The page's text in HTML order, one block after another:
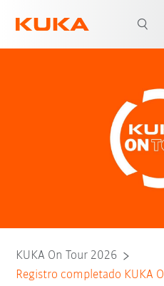
KUKA On Tour 2026
Registro completado KUKA